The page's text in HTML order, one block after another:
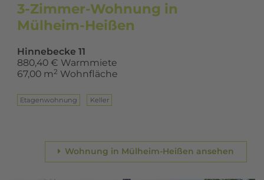
3-Zimmer-Wohnung in
Mülheim-Heißen
Hinnebecke 11
880,40 € Warmmiete
67,00 m2 Wohnfläche
Eta­gen­woh­nung Keller
Wohnung in Mülheim-Heißen ansehen